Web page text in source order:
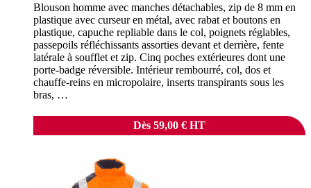
Blouson homme avec manches détachables, zip de 8 mm en
plastique avec curseur en métal, avec rabat et boutons en
plastique, capuche repliable dans le col, poignets réglables,
passepoils réfléchissants assorties devant et derrière, fente
latérale à soufflet et zip. Cinq poches extérieures dont une
porte-badge réversible. Intérieur rembourré, col, dos et
chauffe-reins en micropolaire, inserts transpirants sous les
bras, …
Dès 59,00 € HT